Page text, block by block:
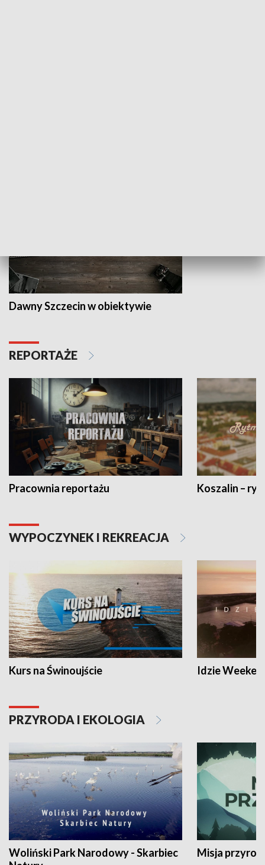
Dawny Szczecin w obiektywie
REPORTAŻE
Pracownia reportażu Koszalin –
WYPOCZYNEK I REKREACJA
Kurs na Świnoujście Idzie
PRZYRODA I EKOLOGIA
Woliński Park Narodowy - Skarbiec
Misja